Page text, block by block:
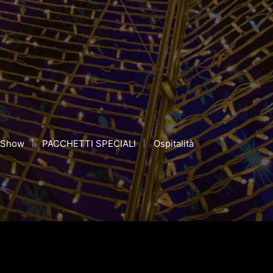
PACCHETTI SPECIALI Ospitalità